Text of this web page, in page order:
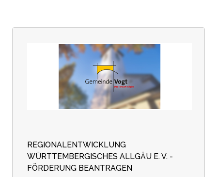
REGIONALENTWICKLUNG
WÜRTTEMBERGISCHES ALLGÄU E. V. -
FÖRDERUNG BEANTRAGEN